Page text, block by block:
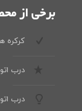
برخی از
کرکره
درب
درب